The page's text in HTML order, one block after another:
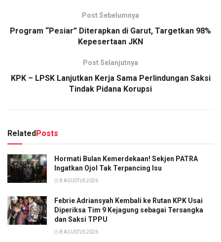
Post Sebelumnya
Program “Pesiar” Diterapkan di Garut, Targetkan 98%
Kepesertaan JKN
Post Selanjutnya
KPK – LPSK Lanjutkan Kerja Sama Perlindungan Saksi
Tindak Pidana Korupsi
Related Posts
Hormati Bulan Kemerdekaan! Sekjen PATRA
Ingatkan Ojol Tak Terpancing Isu
8 AGUSTUS 2026
Febrie Adriansyah Kembali ke Rutan KPK Usai
Diperiksa Tim 9 Kejagung sebagai Tersangka
dan Saksi TPPU
8 AGUSTUS 2026